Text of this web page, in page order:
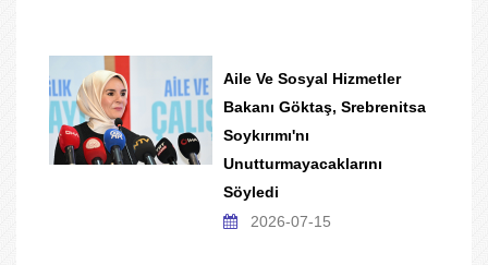
Aile Ve Sosyal Hizmetler
Bakanı Göktaş, Srebrenitsa
Soykırımı'nı
Unutturmayacaklarını
Söyledi
2026-07-15